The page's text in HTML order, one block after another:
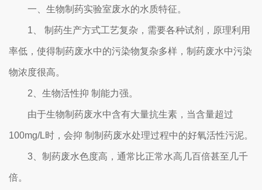
一、生物制药实验室废水的水质特征。
1、 制药生产方式工艺复杂，需要各种试剂，原理利用
率低，使得制药废水中的污染物复杂多样，制药废水中污染
物浓度很高。
2、生物活性抑 制能力强。
由于生物制药废水中含有大量抗生素，当含量超过
100mg/L时，会抑 制制药废水处理过程中的好氧活性污泥。
3、制药废水色度高，通常比正常水高几百倍甚至几千
倍。